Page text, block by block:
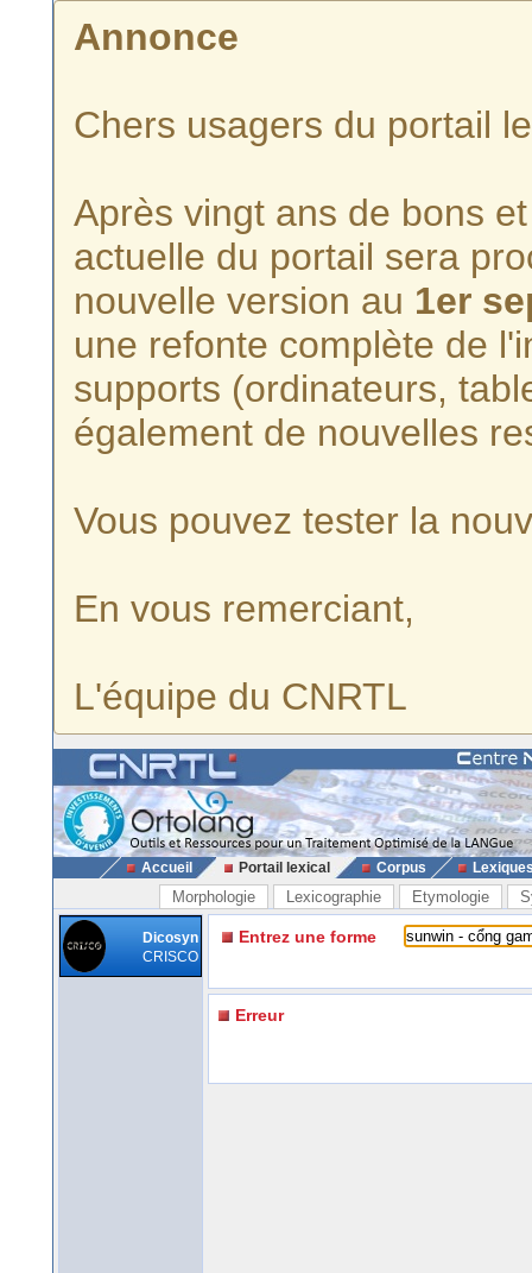
Annonce
Chers usagers du portail
Après vingt ans de bons
actuelle du portail sera
nouvelle version au 1er
une refonte complète de
supports (ordinateurs,
également de nouvelles
Vous pouvez tester la
En vous remerciant,
L'équipe du CNRTL
Accueil Portail lexical Corpus
Morphologie Lexicographie Etymologie
Dicosyn
CRISCO
Entrez une forme
Erreur